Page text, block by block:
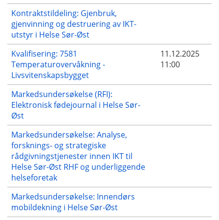
Kontraktstildeling: Gjenbruk,
gjenvinning og destruering av IKT-
utstyr i Helse Sør-Øst
Kvalifisering: 7581
Temperaturovervåkning -
Livsvitenskapsbygget
11.12.2025
11:00
Markedsundersøkelse (RFI):
Elektronisk fødejournal i Helse Sør-
Øst
Markedsundersøkelse: Analyse,
forsknings- og strategiske
rådgivningstjenester innen IKT til
Helse Sør-Øst RHF og underliggende
helseforetak
Markedsundersøkelse: Innendørs
mobildekning i Helse Sør-Øst